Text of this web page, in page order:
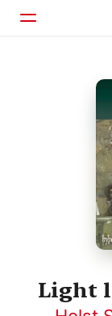
Suchen
Light